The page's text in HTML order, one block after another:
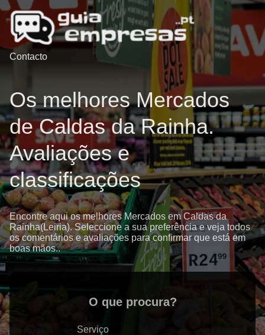
Contacto
Os melhores Mercados
de Caldas da Rainha.
Avaliações e
classificações
Encontre aqui os melhores Mercados em Caldas da
Rainha(Leiria). Seleccione a sua preferência e veja todos
os comentários e avaliações para confirmar que está em
boas mãos..
O que procura?
Serviço